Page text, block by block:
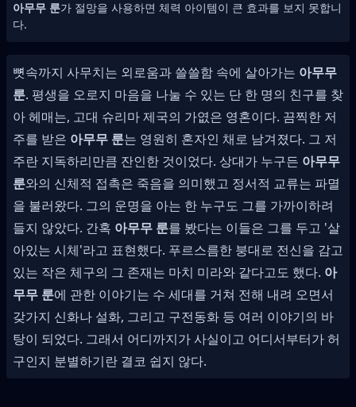
아무무 룬가 절망을 사용하면 체력 아이템이 큰 효과를 보지 못합니
다.
뼛속까지 사무치는 외로움과 쓸쓸함 속에 살아가는 아무무
룬. 평생을 오로지 마음을 나눌 수 있는 단 한 명의 친구를 찾
아 헤매는, 고대 슈리마 제국의 가엾은 영혼이다. 끔찍한 저
주를 받은 아무무 룬는 영원히 혼자인 채로 남겨졌다. 그 저
주란 지독하리만큼 잔인한 것이었다. 상대가 누구든 아무무
룬와의 신체적 접촉은 죽음을 의미했고 정서적 교류는 파멸
을 불러왔다. 그의 운명을 아는 한 누구도 그를 가까이하려
들지 않았다. 간혹 아무무 룬를 봤다는 이들은 그를 두고 '살
아있는 시체'라고 표현했다. 푸르스름한 붕대로 전신을 감고
있는 작은 체구의 그 존재는 마치 미라와 같다고도 했다. 아
무무 룬에 관한 이야기는 수 세대를 거쳐 전해 내려 오면서
갖가지 신화나 설화, 그리고 구전동화 등 여러 이야기의 바
탕이 되었다. 그래서 어디까지가 사실이고 어디서부터가 허
구인지 분별하기란 결코 쉽지 않다.